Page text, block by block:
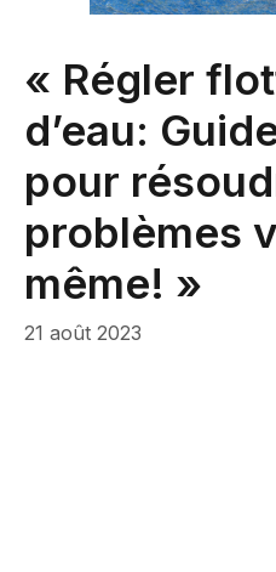
« Régler
d’eau:
pour
problèmes
même! »
21 août 2023